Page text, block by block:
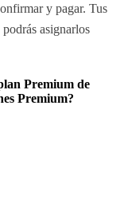
y pagar. Tus
asignarlos
Premium de
Premium?